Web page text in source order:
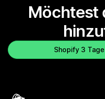
Möchtest
Shopify 3